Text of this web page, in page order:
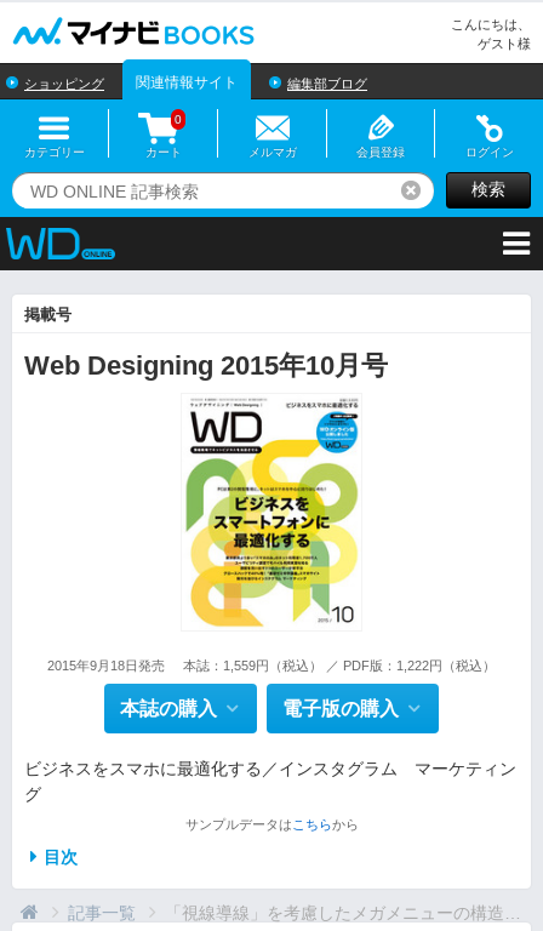
こんにちは、
ゲスト様
ショッピング 関連情報サイト 編集部ブログ
カテゴリー カート
0
メルマガ 会員登録 ログイン
リセット検索
掲載号
Web Designing 2015年10月号
2015年9月18日発売 本誌：1,559円（税込） ／ PDF版：1,222円（税込）
本誌の購入 電子版の購入
ビジネスをスマホに最適化する／インスタグラム マーケティン
グ
サンプルデータは こちらから
目次
記事一覧 「視線導線」を考慮したメガメニューの構造設計（2/2）